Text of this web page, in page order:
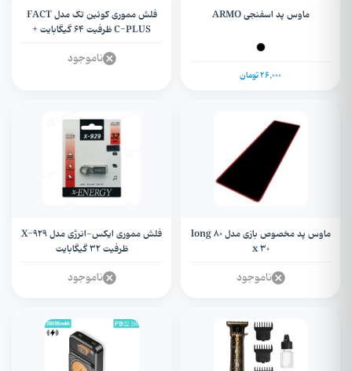
ماوس پد اسفنجی ARMO
26,000 تومان
فلش مموری کوئین تک مدل FACT
C-PLUS ظرفیت 64 گیگابایت +
ناموجود
ماوس پد مخصوص بازی مدل long 80
x 30
ناموجود
فلش مموری ایکس-انرژی مدل X-929
ظرفیت 32 گیگابایت
ناموجود